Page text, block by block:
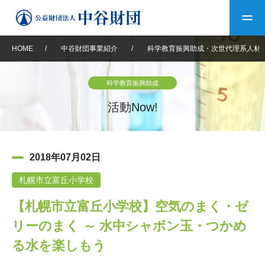
中谷財団について
設立趣意書
沿革 40年史デジタルブック
中谷財団40年史
中谷財団事業紹介
神戸賞 長期大型研究助成
研究助成
中谷財団動画紹介
その他情報
その他情報 お問い合わせ
HOME / 中谷財団事業紹介 / 科学教育振興助成・次世代理系人材
科学教育振興助成
活動Now!
2018年07月02日
札幌市立富丘小学校
【札幌市立富丘小学校】空気のまく・ゼ
リーのまく ～ 水中シャボン玉・つかめ
る水を楽しもう